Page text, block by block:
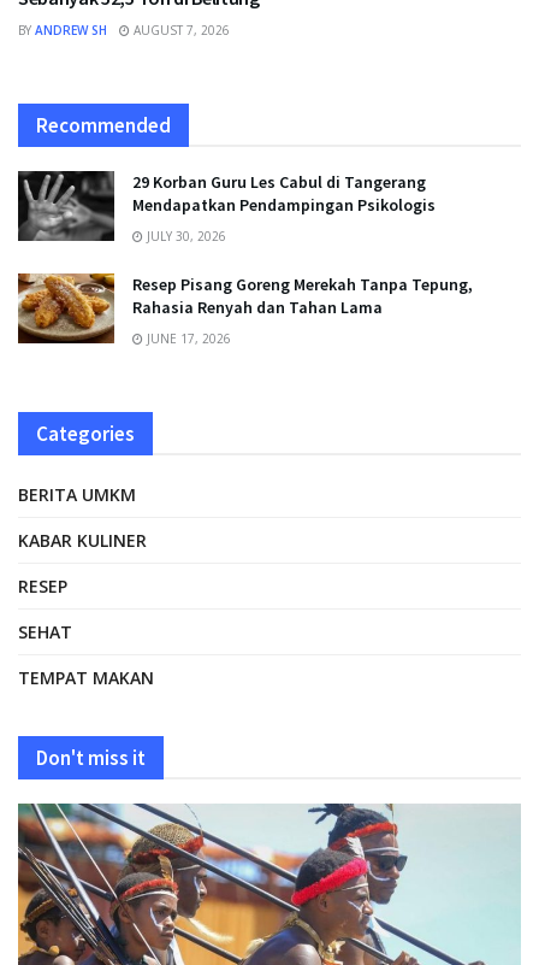
BY ANDREW SH AUGUST 7, 2026
Recommended
29 Korban Guru Les Cabul di Tangerang
Mendapatkan Pendampingan Psikologis
JULY 30, 2026
Resep Pisang Goreng Merekah Tanpa Tepung,
Rahasia Renyah dan Tahan Lama
JUNE 17, 2026
Categories
BERITA UMKM
KABAR KULINER
RESEP
SEHAT
TEMPAT MAKAN
Don't miss it